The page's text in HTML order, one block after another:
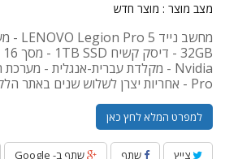
מצב מוצר : מוצר חדש
Pro - אחריות יצרן לשלוש שנים באתר הלקוח
למפרט המלא לחץ כאן
צייץ שתף שתף ב- Google